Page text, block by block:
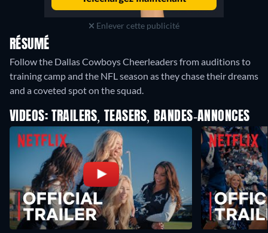
Enlever cette publicité
RÉSUMÉ
Follow the Dallas Cowboys Cheerleaders from auditions to
training camp and the NFL season as they chase their dreams
and a coveted spot on the squad.
VIDEOS: TRAILERS, TEASERS, BANDES-ANNONCES